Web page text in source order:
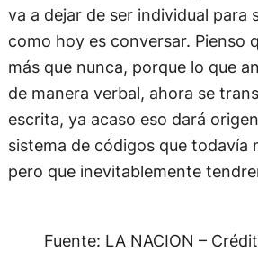
va a dejar de ser individual para
como hoy es conversar. Pienso
más que nunca, porque lo que
de manera verbal, ahora se
escrita, ya acaso eso dará
sistema de códigos que todavía
pero que inevitablemente
Fuente: LA NACION –